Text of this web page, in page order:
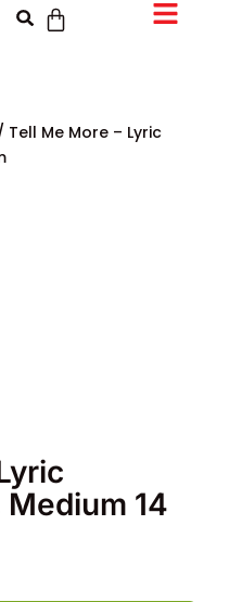
Tell Me More – Lyric
14